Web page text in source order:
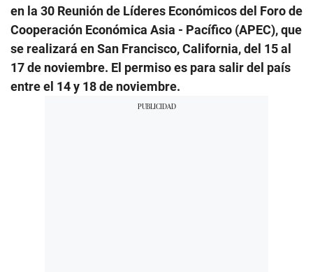
en la 30 Reunión de Líderes Económicos del Foro de
Cooperación Económica Asia - Pacífico (APEC), que
se realizará en San Francisco, California, del 15 al
17 de noviembre. El permiso es para salir del país
entre el 14 y 18 de noviembre.